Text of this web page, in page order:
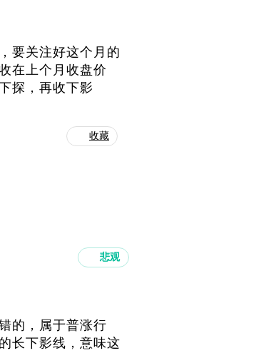
要关注好这个月的
在上个月收盘价
探，再收下影
收藏
悲观
的，属于普涨行
长下影线，意味这